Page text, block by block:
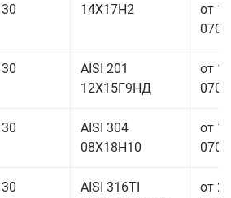
30 14Х17Н2
от
30
AISI 201
12Х15Г9НД
от
30
AISI 304
08Х18Н10
от
30
AISI 316TI
от